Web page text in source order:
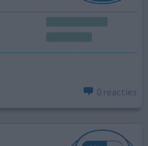
0 reacties